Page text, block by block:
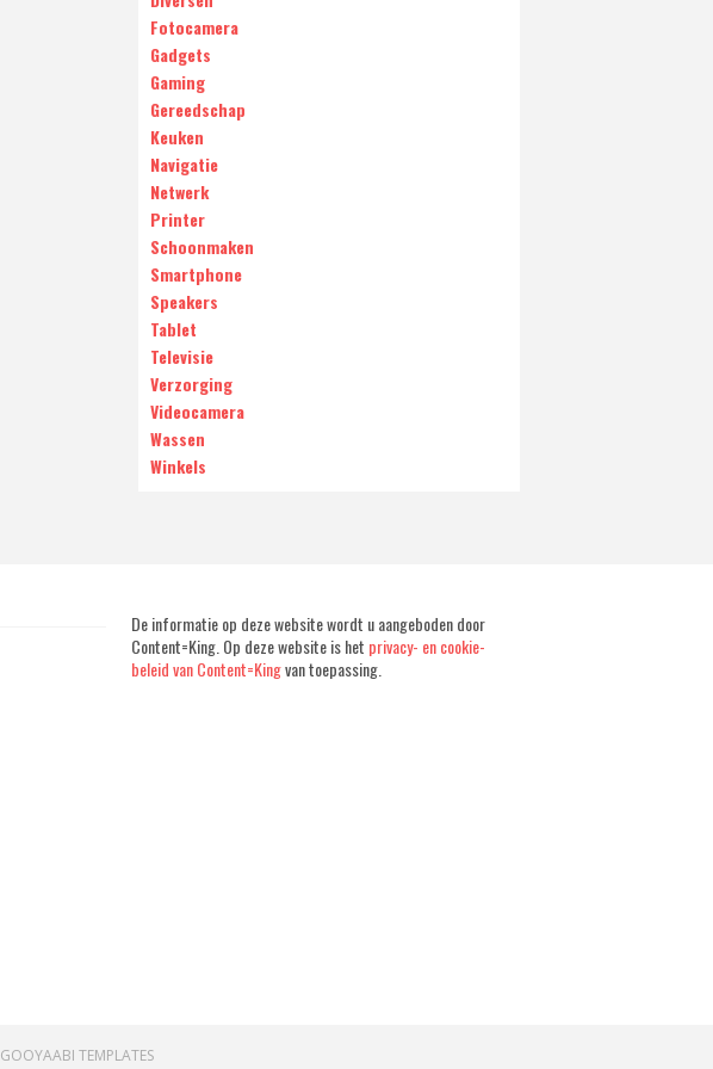
Fotocamera
Gadgets
Gaming
Gereedschap
Keuken
Navigatie
Netwerk
Printer
Schoonmaken
Smartphone
Speakers
Tablet
Televisie
Verzorging
Videocamera
Wassen
Winkels
De informatie op deze website wordt u aangeboden door
Content=King. Op deze website is het privacy- en cookie-
beleid van Content=Kingvan toepassing.
GOOYAABI TEMPLATES